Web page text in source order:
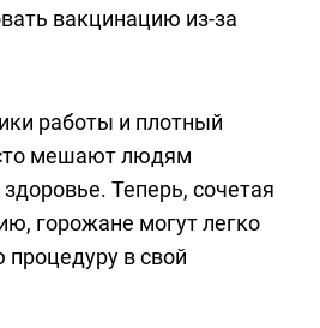
вакцинацию из-за
работы и плотный
мешают людям
Теперь, сочетая
горожане могут легко
процедуру в свой